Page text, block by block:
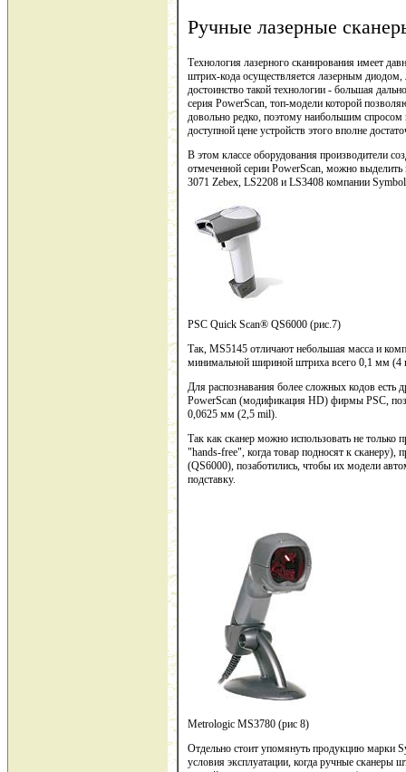
Ручные лазерные
Технология лазерного сканирования имеет
штрих-кода осуществляется лазерным
достоинство такой технологии - большая
серия PowerScan, топ-модели которой
довольно редко, поэтому наибольшим
доступной цене устройств этого вполне
В этом классе оборудования производители
отмеченной серии PowerScan, можно
3071 Zebex, LS2208 и LS3408 компании
PSC Quick Scan® QS6000 (рис.7)
Так, MS5145 отличают небольшая масса и
минимальной шириной штриха всего 0,1 мм (4
Для распознавания более сложных кодов есть
PowerScan (модификация HD) фирмы PSC,
0,0625 мм (2,5 mil).
Так как сканер можно использовать не
"hands-free", когда товар подносят к
(QS6000), позаботились, чтобы их модели
подставку.
Metrologic MS3780 (рис 8)
Отдельно стоит упомянуть продукцию марки
условия эксплуатации, когда ручные сканеры